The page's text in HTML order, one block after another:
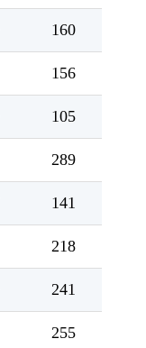
160
156
105
289
141
218
241
255